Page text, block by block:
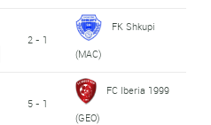
2 - 1
FK Shkupi
(MAC)
5 - 1
FC Iberia 1999
(GEO)